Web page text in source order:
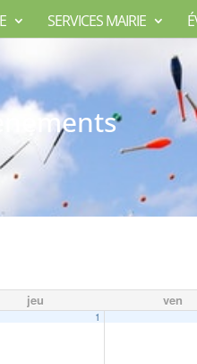
SERVICES MAIRIE
jeu ven
1